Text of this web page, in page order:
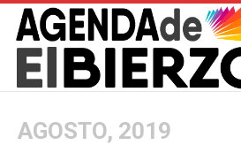
AGOSTO, 2019